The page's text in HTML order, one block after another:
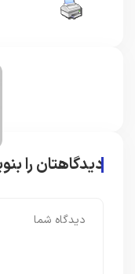
دیدگاهتان را